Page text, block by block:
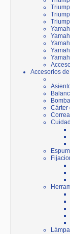
Accesorios
Cárter